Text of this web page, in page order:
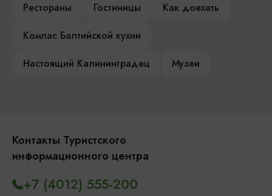
Рестораны
Гостиницы
Как доехать
Компас Балтийской кухни
Настоящий Калининградец
Музеи
Контакты Туристского
информационного центра
+7 (4012) 555-200